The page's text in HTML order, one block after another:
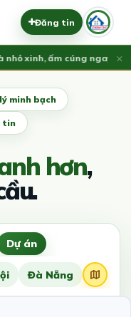
Đăng tin
nhỏ xinh, ấm cúng ngay lõi
×
minh bạch
tin
hơn,
Dự án
Đà Nẵng